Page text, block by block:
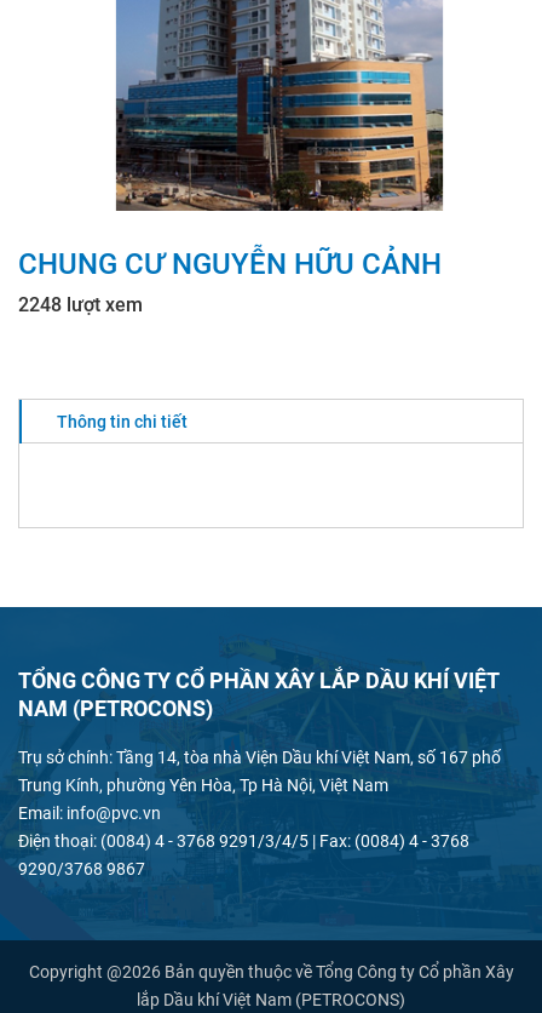
CHUNG CƯ NGUYỄN HỮU CẢNH
2248 lượt xem
Thông tin chi tiết
TỔNG CÔNG TY CỔ PHẦN XÂY LẮP DẦU KHÍ VIỆT
NAM (PETROCONS)
Trụ sở chính: Tầng 14, tòa nhà Viện Dầu khí Việt Nam, số 167 phố
Trung Kính, phường Yên Hòa, Tp Hà Nội, Việt Nam
Email: info@pvc.vn
Điện thoại: (0084) 4 - 3768 9291/3/4/5 | Fax: (0084) 4 - 3768
9290/3768 9867
Copyright @2026 Bản quyền thuộc về Tổng Công ty Cổ phần Xây
lắp Dầu khí Việt Nam (PETROCONS)